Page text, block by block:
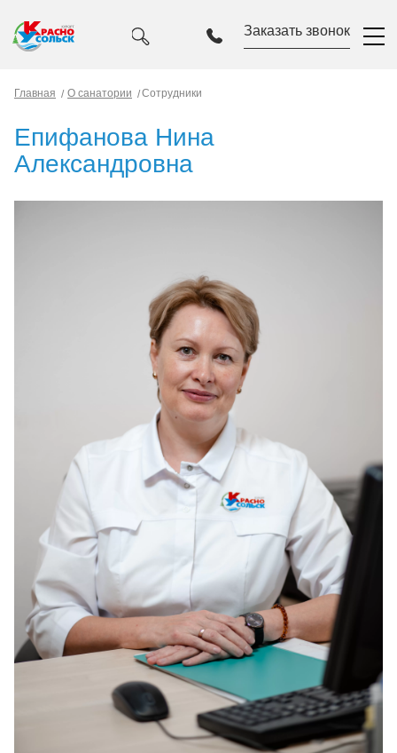
Заказать звонок
Главная О санатории Сотрудники
Епифанова Нина
Александровна